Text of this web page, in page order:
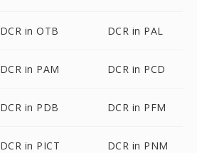
DCR in OTB DCR in PAL
DCR in PAM DCR in PCD
DCR in PDB DCR in PFM
DCR in PICT DCR in PNM